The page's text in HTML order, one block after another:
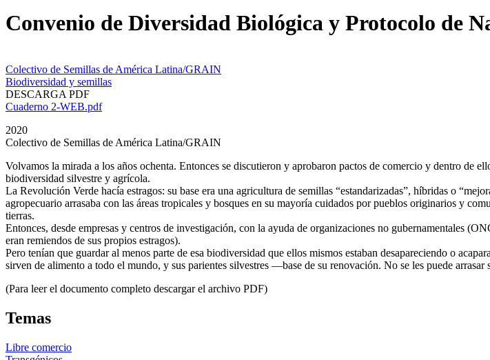
Convenio de Diversidad Biológica y Protocolo de
Colectivo de Semillas de América Latina/GRAIN
Biodiversidad y semillas
DESCARGA PDF
Cuaderno 2-WEB.pdf
2020
Colectivo de Semillas de América Latina/GRAIN
Volvamos la mirada a los años ochenta. Entonces se discutieron y aprobaron pactos de comercio y dentro de
biodiversidad silvestre y agrícola.
La Revolución Verde hacía estragos: su base era una agricultura de semillas “estandarizadas”, híbridas o
agropecuario arrasaba con las áreas tropicales y bosques en su mayoría cuidados por pueblos originarios y
tierras.
Entonces, desde empresas y centros de investigación, con la ayuda de organizaciones no gubernamentales
eran remiendos de sus propios estragos).
Pero tenían que guardar al menos parte de esa biodiversidad que ellos mismos estaban desapareciendo o
sirven de alimento a todo el mundo, y sus parientes silvestres —base de su renovación. No se les puede
(Para leer el documento completo descargar el archivo PDF)
Temas
Libre comercio